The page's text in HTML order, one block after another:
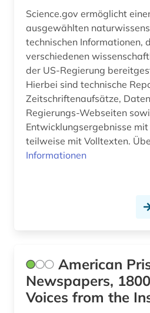
datenvisualisierung (1)
demoskopie (2)
design (1)
designer (2)
designfirmen (2)
deutsch (1)
digitalisat (1)
diplomatie (1)
Science.gov ermöglicht
ausgewählten
technischen Informationen,
verschiedenen
der US-Regierung
Hierbei sind technische
Zeitschriftenaufsätze,
Regierungs-Webseiten
Entwicklungsergebnisse mit
teilweise mit Volltexten.
Informationen
American
Newspapers,
Voices from the